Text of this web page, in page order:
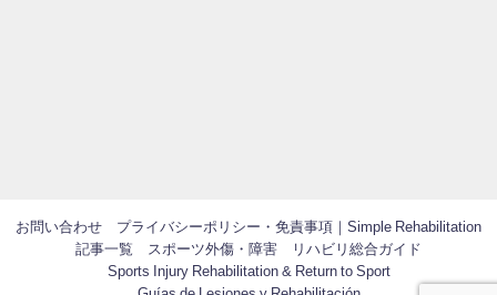
お問い合わせ
プライバシーポリシー・免責事項｜Simple Rehabilitation
記事一覧
スポーツ外傷・障害 リハビリ総合ガイド
Sports Injury Rehabilitation & Return to Sport